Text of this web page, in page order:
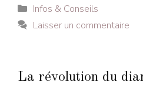
Catégories
Infos & Conseils
Laisser un commentaire
La révolution du